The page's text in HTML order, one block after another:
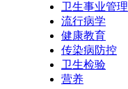
卫生事业管理
流行病学
健康教育
传染病防控
卫生检验
营养